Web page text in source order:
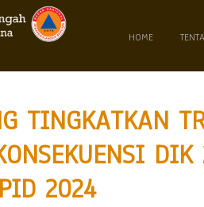
HOME
TINGKATKAN
2024